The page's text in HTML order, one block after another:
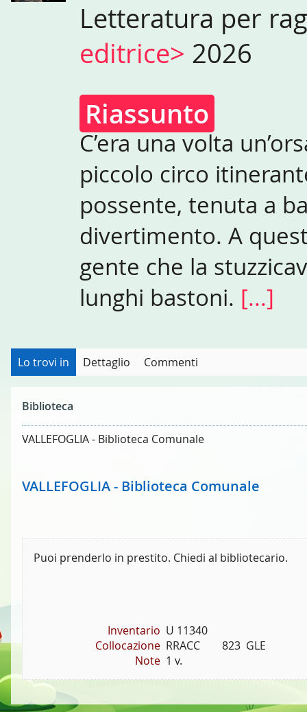
Letteratura per
editrice> 2026
Riassunto
C’era una volta
piccolo circo
possente, tenuta a
divertimento. A
gente che la
lunghi bastoni. [...]
Lo trovi in Dettaglio Commenti
Biblioteca
VALLEFOGLIA - Biblioteca Comunale
VALLEFOGLIA - Biblioteca Comunale
Puoi prenderlo in prestito. Chiedi al bibliotecario.
Inventario U 11340
Collocazione RRACC        823  GLE
Note 1 v.